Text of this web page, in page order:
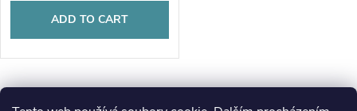
r
t
o
ADD TO CART